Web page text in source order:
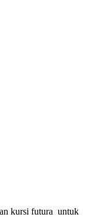
kursi futura untuk